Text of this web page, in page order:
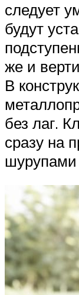
следует
будут
же и
В
без лаг.
сразу на
шурупами